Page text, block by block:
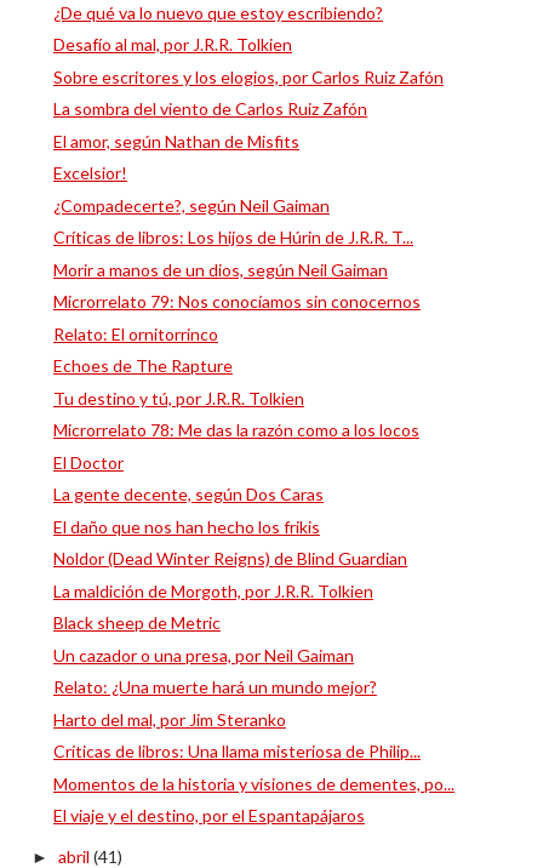
¿De qué va lo nuevo que estoy escribiendo?
Desafío al mal, por J.R.R. Tolkien
Sobre escritores y los elogios, por Carlos Ruiz Zafón
La sombra del viento de Carlos Ruiz Zafón
El amor, según Nathan de Misfits
Excelsior!
¿Compadecerte?, según Neil Gaiman
Críticas de libros: Los hijos de Húrin de J.R.R. T...
Morir a manos de un dios, según Neil Gaiman
Microrrelato 79: Nos conocíamos sin conocernos
Relato: El ornitorrinco
Echoes de The Rapture
Tu destino y tú, por J.R.R. Tolkien
Microrrelato 78: Me das la razón como a los locos
El Doctor
La gente decente, según Dos Caras
El daño que nos han hecho los frikis
Noldor (Dead Winter Reigns) de Blind Guardian
La maldición de Morgoth, por J.R.R. Tolkien
Black sheep de Metric
Un cazador o una presa, por Neil Gaiman
Relato: ¿Una muerte hará un mundo mejor?
Harto del mal, por Jim Steranko
Críticas de libros: Una llama misteriosa de Philip...
Momentos de la historia y visiones de dementes, po...
El viaje y el destino, por el Espantapájaros
► abril (41)